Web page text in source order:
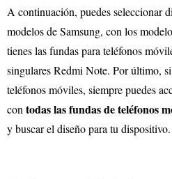
A continuación, puedes seleccionar
modelos de Samsung, con los
tienes las fundas para teléfonos
singulares Redmi Note. Por último,
teléfonos móviles, siempre puedes
con todas las fundas de teléfonos
y buscar el diseño para tu dispositivo.